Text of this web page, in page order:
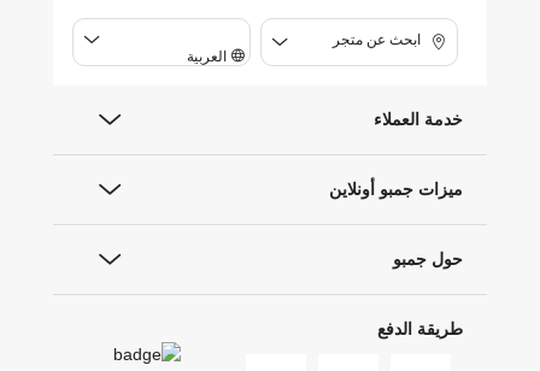
ابحث عن متجر
العربية
خدمة العملاء
ميزات جمبو أونلاين
حول جمبو
طريقة الدفع